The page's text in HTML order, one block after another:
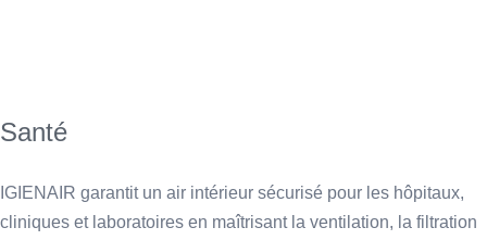
Santé
IGIENAIR garantit un air intérieur sécurisé pour les hôpitaux,
cliniques et laboratoires en maîtrisant la ventilation, la filtration